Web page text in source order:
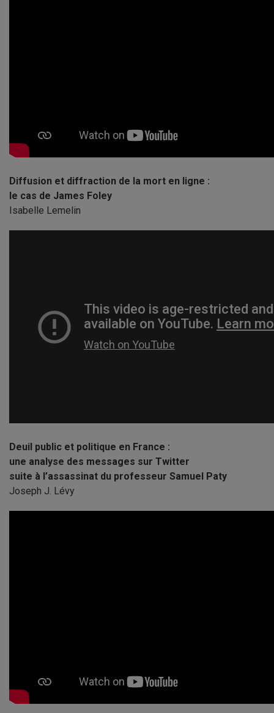
Diffusion et diffraction de la mort en ligne :
le cas de James Foley
Isabelle Lemelin
Deuil public et politique en France :
une analyse des messages sur Twitter
suite à l’assassinat du professeur Samuel Paty
Joseph J. Lévy